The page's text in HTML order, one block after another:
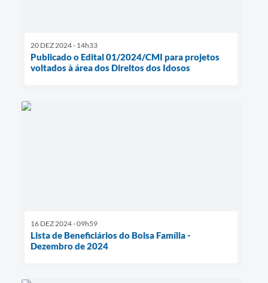
20 DEZ 2024 - 14h33
Publicado o Edital 01/2024/CMI para projetos
voltados à área dos Direitos dos Idosos
16 DEZ 2024 - 09h59
Lista de Beneficiários do Bolsa Família -
Dezembro de 2024